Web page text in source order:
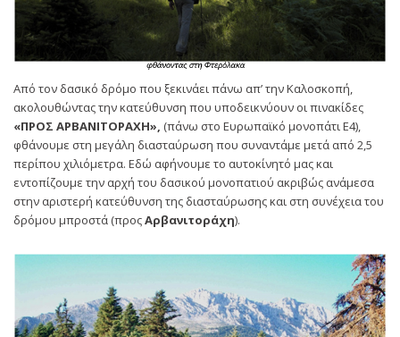
Από τον δασικό δρόμο που ξεκινάει πάνω απ’ την Καλοσκοπή,
ακολουθώντας την κατεύθυνση που υποδεικνύουν οι πινακίδες
«ΠΡΟΣ ΑΡΒΑΝΙΤΟΡΑΧΗ», (πάνω στο Ευρωπαϊκό μονοπάτι Ε4),
φθάνουμε στη μεγάλη διασταύρωση που συναντάμε μετά από 2,5
περίπου χιλιόμετρα. Εδώ αφήνουμε το αυτοκίνητό μας και
εντοπίζουμε την αρχή του δασικού μονοπατιού ακριβώς ανάμεσα
στην αριστερή κατεύθυνση της διασταύρωσης και στη συνέχεια του
δρόμου μπροστά (προςΑρβανιτοράχη).